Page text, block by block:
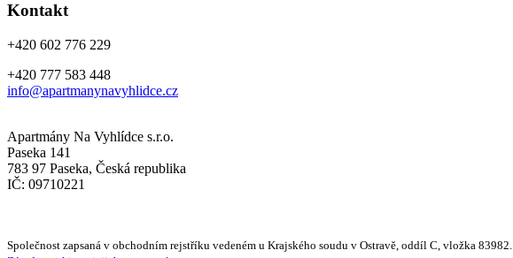
Kontakt
+420 602 776 229
+420 777 583 448
info@apartmanynavyhlidce.cz
Apartmány Na Vyhlídce s.r.o.
Paseka 141
783 97 Paseka, Česká republika
IČ: 09710221
Společnost zapsaná v obchodním rejstříku vedeném u Krajského soudu v Ostravě, oddíl C, vložka 83982.